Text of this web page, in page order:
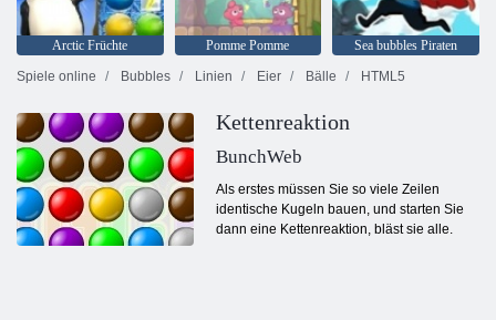
Arctic Früchte Pomme Pomme
Sea bubbles Piraten
Spiele online
Bubbles Linien Eier Bälle HTML5
Kettenreaktion
BunchWeb
Als erstes müssen Sie so viele Zeilen
identische Kugeln bauen, und starten Sie
dann eine Kettenreaktion, bläst sie alle.